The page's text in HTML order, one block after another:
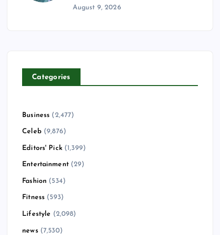
August 9, 2026
Categories
Business (2,477)
Celeb (9,876)
Editors' Pick(1,399)
Entertainment(29)
Fashion (534)
Fitness (593)
Lifestyle (2,098)
news(7,530)